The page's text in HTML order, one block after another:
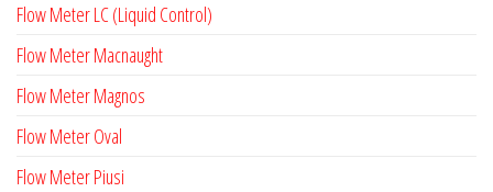
Flow Meter LC (Liquid Control)
Flow Meter Macnaught
Flow Meter Magnos
Flow Meter Oval
Flow Meter Piusi